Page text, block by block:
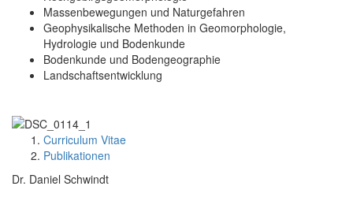
Massenbewegungen und Naturgefahren
Geophysikalische Methoden in Geomorphologie,
Hydrologie und Bodenkunde
Bodenkunde und Bodengeographie
Landschaftsentwicklung
Curriculum Vitae
Publikationen
Dr. Daniel Schwindt